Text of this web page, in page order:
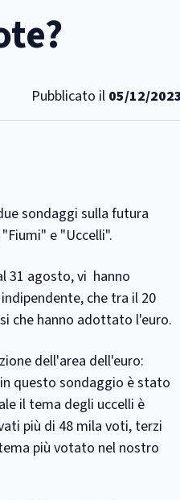
Pubblicato il 05/12/2023
sondaggi sulla futura
e "Uccelli".
31 agosto, vi hanno
che tra il 20
che hanno adottato l'euro.
dell'area dell'euro:
questo sondaggio è stato
il tema degli uccelli è
più di 48 mila voti, terzi
più votato nel nostro